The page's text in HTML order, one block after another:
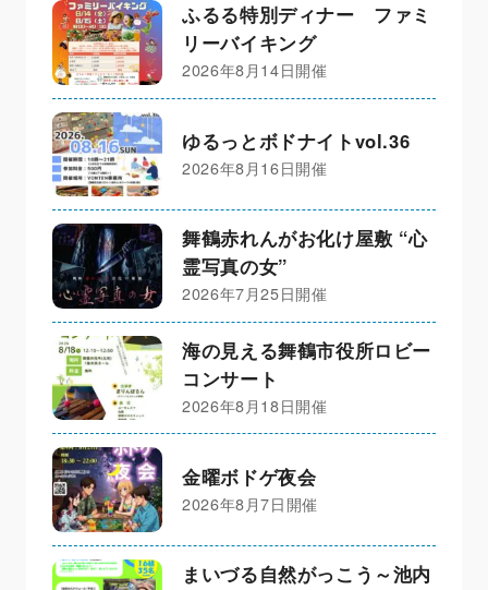
ふるる特別ディナー ファミ
リーバイキング
2026年8月14日開催
ゆるっとボドナイトvol.36
2026年8月16日開催
舞鶴赤れんがお化け屋敷 “心
霊写真の女”
2026年7月25日開催
海の見える舞鶴市役所ロビー
コンサート
2026年8月18日開催
金曜ボドゲ夜会
2026年8月7日開催
まいづる自然がっこう～池内